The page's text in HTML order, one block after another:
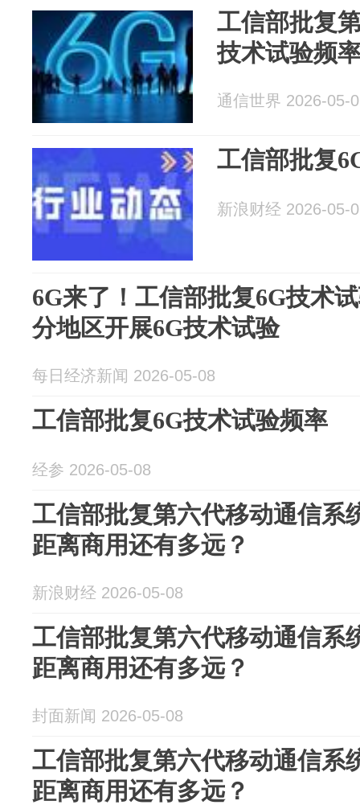
工信部批复
技术试验频
通信世界 2026-05-
工信部批复
新浪财经 2026-05-
6G来了！工信部批复6G技术
分地区开展6G技术试验
每日经济新闻 2026-05-08
工信部批复6G技术试验频率
经参 2026-05-08
工信部批复第六代移动通信系
距离商用还有多远？
新浪财经 2026-05-08
工信部批复第六代移动通信系
距离商用还有多远？
封面新闻 2026-05-08
工信部批复第六代移动通信系
距离商用还有多远？